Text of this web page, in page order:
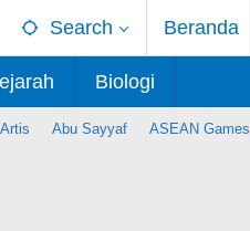
Search Beranda
Biologi
Abu Sayyaf ASEAN Games